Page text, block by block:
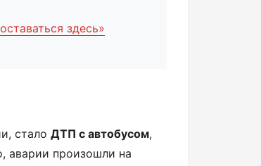
здесь»
стало ДТП с автобусом,
аварии произошли на